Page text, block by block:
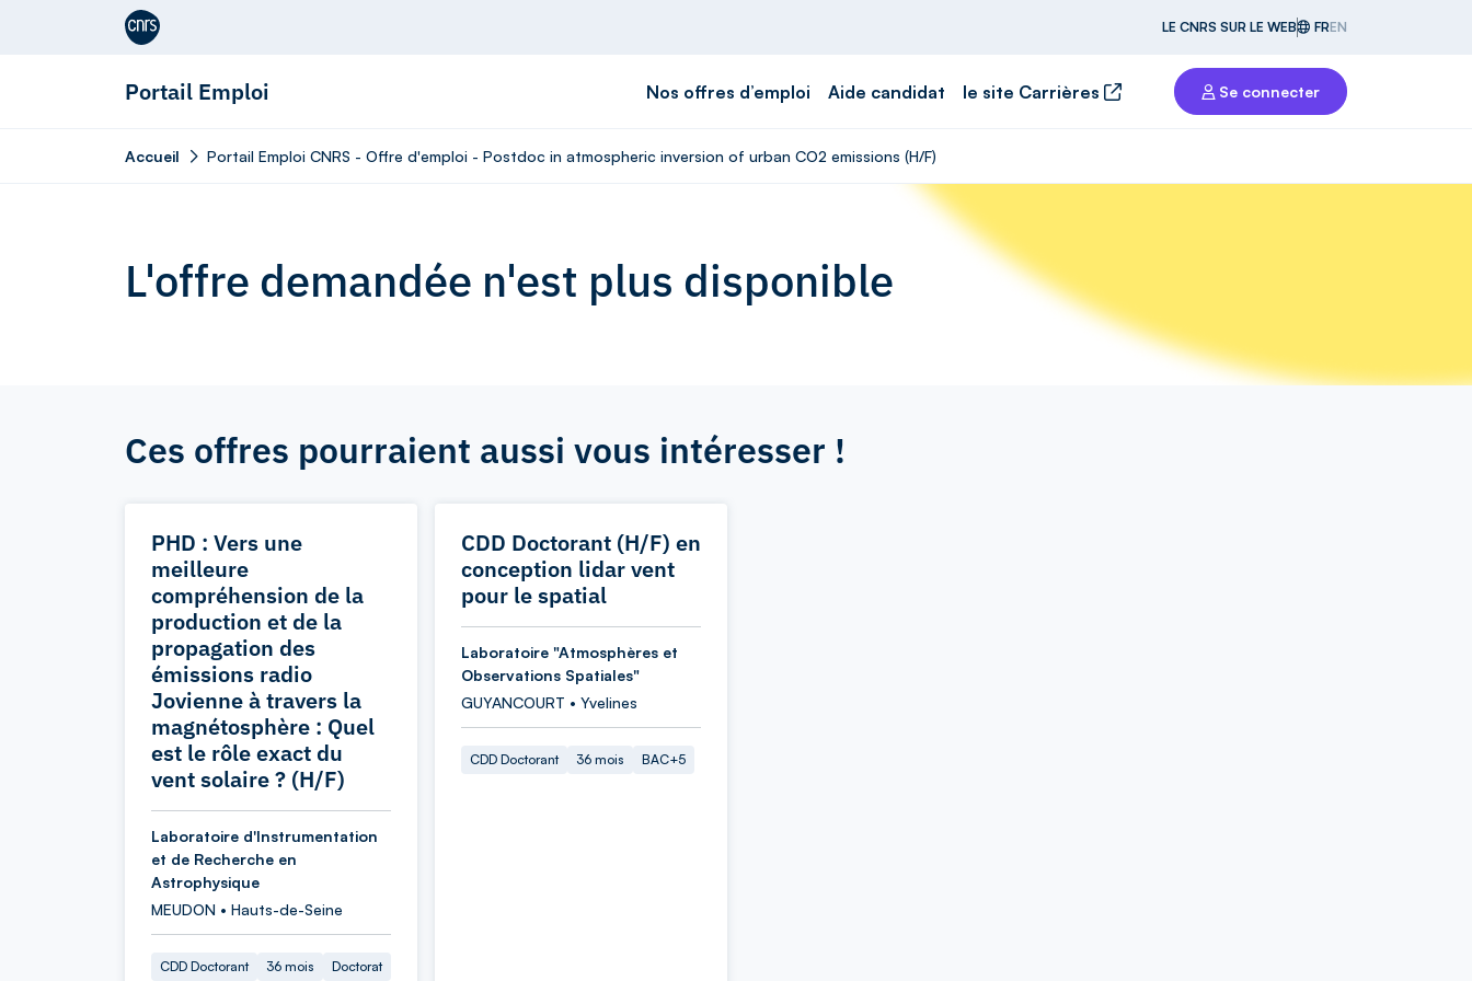
Aller au contenu
LE CNRS SUR LE WEB FREN
Portail Emploi Nos offres d’emploi Aide candidat le site Carrières Se connecter
Accueil Portail Emploi CNRS - Offre d'emploi - Postdoc in atmospheric inversion of urban CO2 emissions (H/F)
L'offre demandée n'est plus disponible
Ces offres pourraient aussi vous intéresser !
PHD : Vers une
meilleure
compréhension de la
production et de la
propagation des
émissions radio
Jovienne à travers la
magnétosphère : Quel
est le rôle exact du
vent solaire ? (H/F)
Laboratoire d'Instrumentation
et de Recherche en
Astrophysique
MEUDON • Hauts-de-Seine
CDD Doctorant 36 mois Doctorat
CDD Doctorant (H/F) en
conception lidar vent
pour le spatial
Laboratoire "Atmosphères et
Observations Spatiales"
GUYANCOURT • Yvelines
CDD Doctorant 36 mois BAC+5